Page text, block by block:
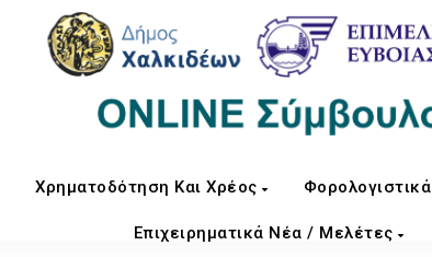
Χρηματοδότηση Και Χρέος Φορολογιστικά
Επιχειρηματικά Νέα / Μελέτες